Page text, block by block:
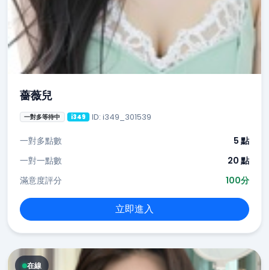
薔薇兒
一對多等待中 i349 ID: i349_301539
一對多點數
5 點
一對一點數
20 點
滿意度評分
100分
立即進入
在線